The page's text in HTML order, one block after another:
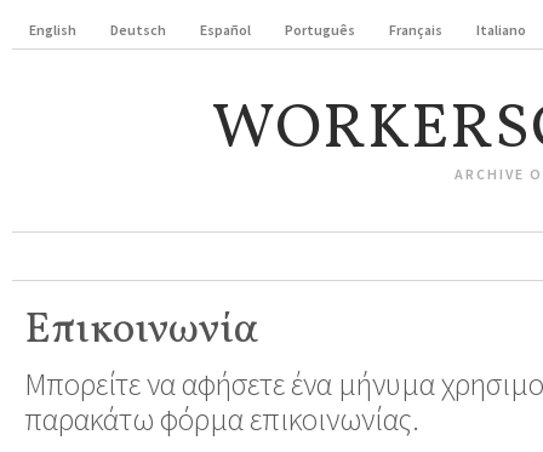
English Deutsch Español Português Français Italiano
ARCHIVE
Επικοινωνία
Μπορείτε να αφήσετε ένα μήνυμα
παρακάτω φόρμα επικοινωνίας.